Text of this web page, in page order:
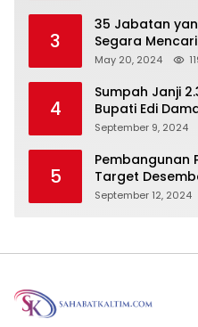
3
35 Jabatan
Segara
May 20, 2024
4
Sumpah Janji
Bupati Edi
Tanggung
September 9, 2024
5
Pembangunan
Target
September 12, 2024